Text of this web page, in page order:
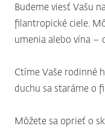
Budeme viesť Vašu
filantropické ciele.
umenia alebo vína –
Ctíme Vaše rodinné
duchu sa staráme o
Môžete sa oprieť o